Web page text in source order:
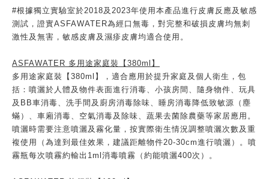
#根據獨立實驗室於2018及2023年使用本產品進行皮膚反應及敏感
測試，證實ASFAWATER為經口無毒，對完整和破損皮膚均無刺
激性及無害，敏感皮膚及濕疹皮膚均適合使用。
ASFAWATER 多用途家庭裝【380ml】
多用途家庭裝【380ml】，適合應用於提升家庭及個人衛生，包
括：噴灑於人體及物件表面進行消毒、小孩房間、隨身物件、玩具
及BB車消毒、洗手間及廚房消毒除味、睡房消毒降低致敏源（塵
蟎）、車廂消毒、空氣消毒及除味、蔬果去菌除農藥等家居應用。
噴灑時需要注意噴灑及霧化量，按實際衛生情況調整噴灑次數及重
複使用（為達到最佳效果，建議距離物件20-30cm進行噴灑）。噴
霧瓶每次噴霧約輸出1ml消毒噴霧（約能噴灑400次）。